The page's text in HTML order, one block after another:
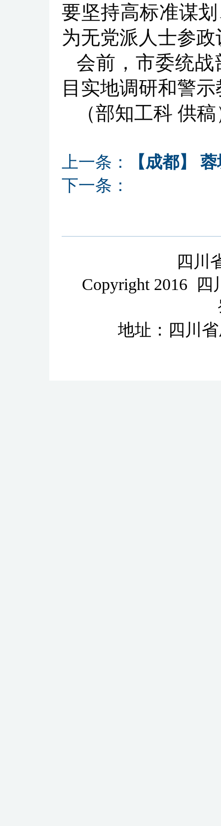
要坚持高标准谋
为无党派人士参
会前，市委统
目实地调研和警
（部知工科 供
上一条：
【成都】
下一条：
四川
Copyright 2016 四
地址：四川省